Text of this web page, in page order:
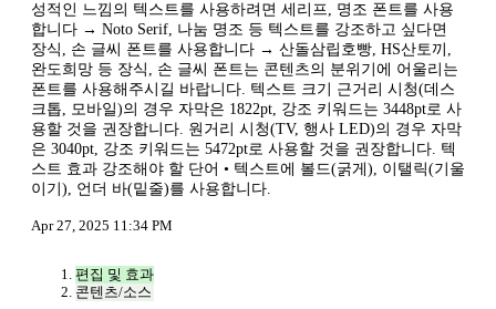
성적인 느낌의 텍스트를 사용하려면 세리프, 명조 폰트를 사용
합니다 → Noto Serif, 나눔 명조 등 텍스트를 강조하고 싶다면
장식, 손 글씨 폰트를 사용합니다 → 산돌삼립호빵, HS산토끼,
완도희망 등 장식, 손 글씨 폰트는 콘텐츠의 분위기에 어울리는
폰트를 사용해주시길 바랍니다. 텍스트 크기 근거리 시청(데스
크톱, 모바일)의 경우 자막은 1822pt, 강조 키워드는 3448pt로 사
용할 것을 권장합니다. 원거리 시청(TV, 행사 LED)의 경우 자막
은 3040pt, 강조 키워드는 5472pt로 사용할 것을 권장합니다. 텍
스트 효과 강조해야 할 단어 • 텍스트에 볼드(굵게), 이탤릭(기울
이기), 언더 바(밑줄)를 사용합니다.
Apr 27, 2025 11:34 PM
편집 및 효과
콘텐츠/소스